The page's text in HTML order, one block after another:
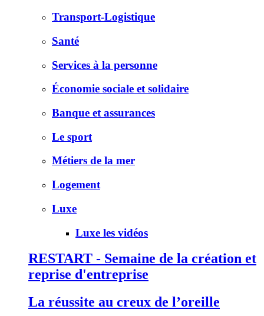
Transport-Logistique
Santé
Services à la personne
Économie sociale et solidaire
Banque et assurances
Le sport
Métiers de la mer
Logement
Luxe
Luxe les vidéos
RESTART - Semaine de la création et
reprise d'entreprise
La réussite au creux de l’oreille